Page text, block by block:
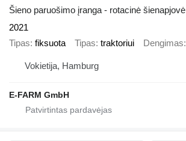
Šieno paruošimo įranga - rotacinė šienapjovė
2021
Tipas fiksuota Tipas traktoriui Dengimas
Vokietija, Hamburg
E-FARM GmbH